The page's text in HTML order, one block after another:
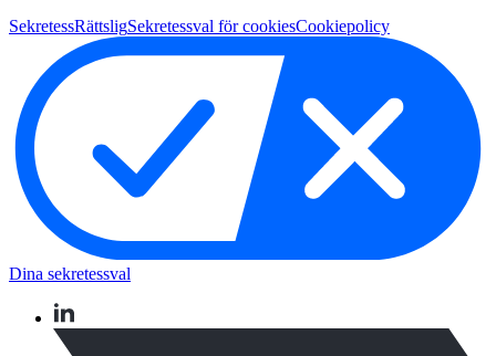
SekretessRättsligSekretessval för cookiesCookiepolicy
Dina sekretessval